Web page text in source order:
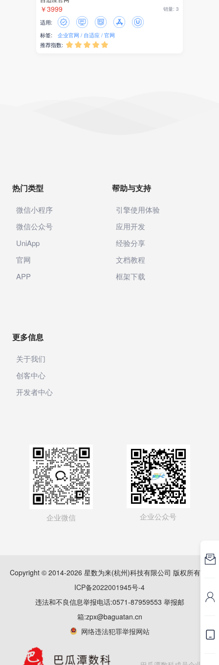
￥3999 销量: 3
适用:
标签:
企业官网 自适应 官网
推荐指数:     
热门类型
微信小程序
微信公众号
UniApp
官网
APP
帮助与支持
引擎使用体验
应用开发
经验分享
文档教程
框架下载
更多信息
关于我们
创客中心
开发者中心
企业微信 企业公众号
Copyright © 2014-2026 星数为来(杭州)科技有限公司 版权所有
ICP备2022001945号-4
违法和不良信息举报电话:0571-87959553 举报邮
箱:zpx@baguatan.cn
网络违法犯罪举报网站


